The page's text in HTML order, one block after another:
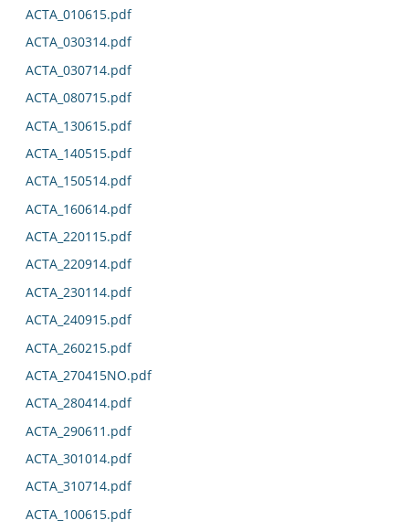
ACTA_010615.pdf
ACTA_030314.pdf
ACTA_030714.pdf
ACTA_080715.pdf
ACTA_130615.pdf
ACTA_140515.pdf
ACTA_150514.pdf
ACTA_160614.pdf
ACTA_220115.pdf
ACTA_220914.pdf
ACTA_230114.pdf
ACTA_240915.pdf
ACTA_260215.pdf
ACTA_270415NO.pdf
ACTA_280414.pdf
ACTA_290611.pdf
ACTA_301014.pdf
ACTA_310714.pdf
ACTA_100615.pdf